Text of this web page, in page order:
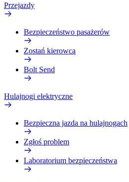
Przejazdy
Bezpieczeństwo pasażerów
Zostań kierowcą
Bolt Send
Hulajnogi elektryczne
Bezpieczna jazda na hulajnogach
Zgłoś problem
Laboratorium bezpieczeństwa